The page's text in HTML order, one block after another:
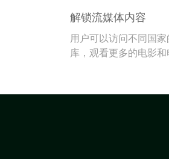
解锁流媒体内容
用户可以访问不同国
库，观看更多的电影和